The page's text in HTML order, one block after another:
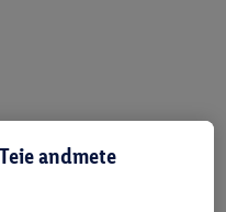
andmete